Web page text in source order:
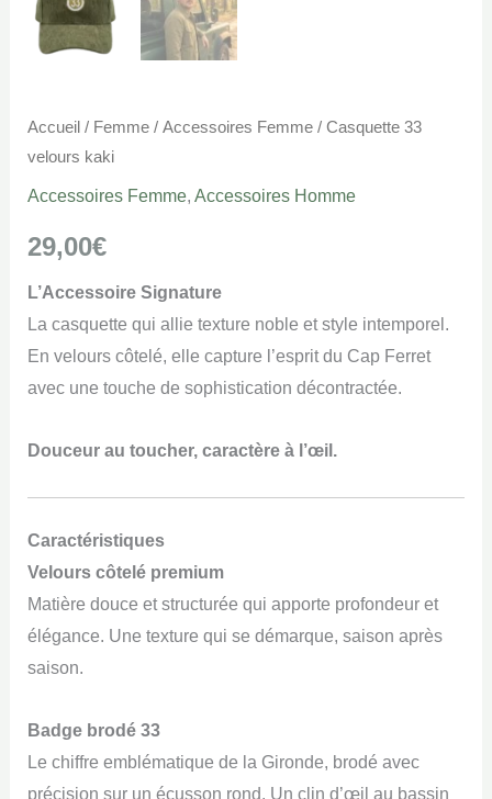
Accueil/ Femme/ Accessoires Femme/ Casquette 33
velours kaki
Accessoires Femme, Accessoires Homme
29,00€
L’Accessoire Signature
La casquette qui allie texture noble et style intemporel.
En velours côtelé, elle capture l’esprit du Cap Ferret
avec une touche de sophistication décontractée.
Douceur au toucher, caractère à l’œil.
Caractéristiques
Velours côtelé premium
Matière douce et structurée qui apporte profondeur et
élégance. Une texture qui se démarque, saison après
saison.
Badge brodé 33
Le chiffre emblématique de la Gironde, brodé avec
précision sur un écusson rond. Un clin d’œil au bassin